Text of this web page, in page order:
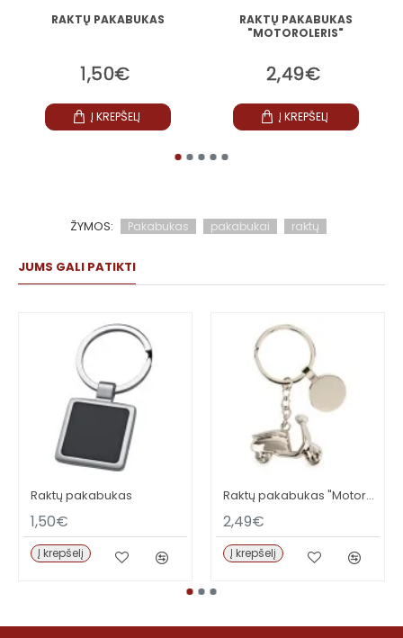
RAKTŲ PAKABUKAS
1,50€
Į KREPŠELĮ
RAKTŲ PAKABUKAS
"MOTOROLERIS"
2,49€
Į KREPŠELĮ
ŽYMOS: Pakabukas pakabukai raktų
JUMS GALI PATIKTI
Raktų pakabukas
1,50€
Į krepšelį
Raktų pakabukas "Motoroleris"
2,49€
Į krepšelį